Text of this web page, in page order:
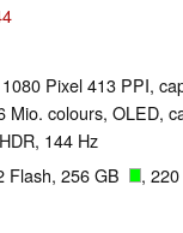
Pixel 413 PPI,
Mio. colours, OLED,
144 Hz
Flash, 256 GB ,